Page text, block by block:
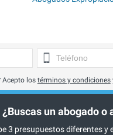
Acepto los términos y condiciones
¿Buscas un abogado o
3 presupuestos diferentes y